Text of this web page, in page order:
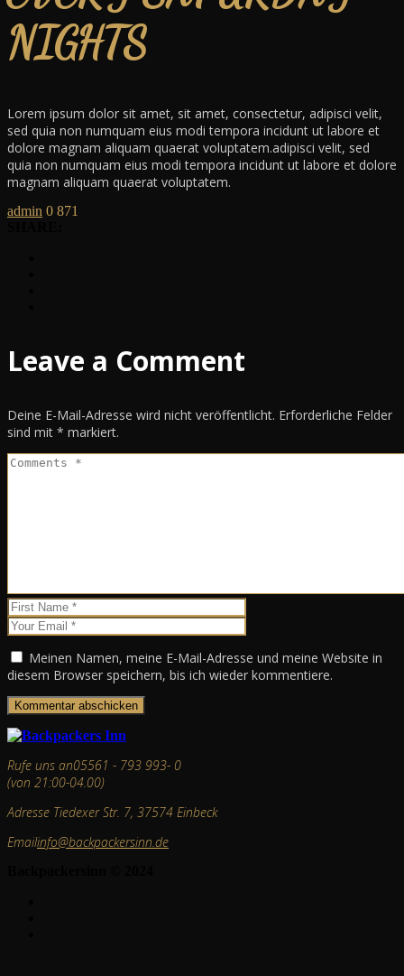
NIGHTS
Lorem ipsum dolor sit amet, sit amet, consectetur, adipisci velit,
sed quia non numquam eius modi tempora incidunt ut labore et
dolore magnam aliquam quaerat voluptatem.adipisci velit, sed
quia non numquam eius modi tempora incidunt ut labore et dolore
magnam aliquam quaerat voluptatem.
admin 0 871
Leave a Comment
Deine E-Mail-Adresse wird nicht veröffentlicht. Erforderliche Felder
sind mit * markiert.
Meinen Namen, meine E-Mail-Adresse und meine Website in
diesem Browser speichern, bis ich wieder kommentiere.
Rufe uns an05561 - 793 993- 0
(von 21:00-04.00)
Adresse Tiedexer Str. 7, 37574 Einbeck
Emailinfo@backpackersinn.de